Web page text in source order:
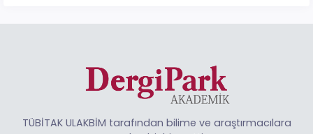
TÜBİTAK ULAKBİM tarafından bilime ve araştırmacılara